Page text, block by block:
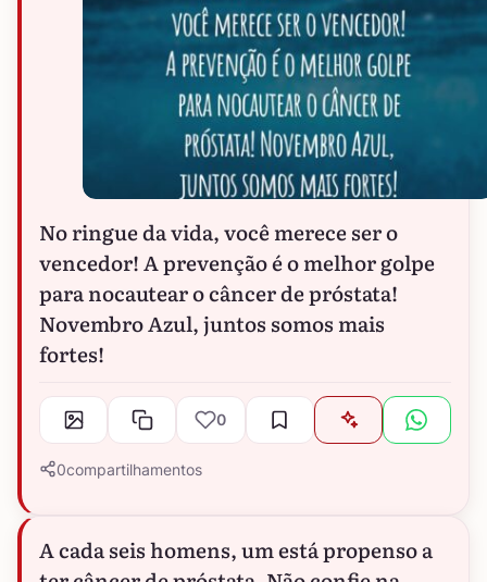
No ringue da vida, você merece ser o
vencedor! A prevenção é o melhor golpe
para nocautear o câncer de próstata!
Novembro Azul, juntos somos mais
fortes!
0
0compartilhamentos
A cada seis homens, um está propenso a